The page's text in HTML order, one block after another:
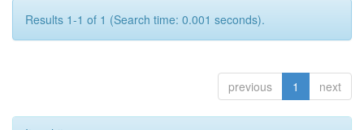
Results 1-1 of 1 (Search time: 0.001 seconds).
previous 1 next